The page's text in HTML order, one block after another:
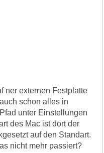
ner externen Festplatte
schon alles in
unter Einstellungen
des Mac ist dort der
auf den Standart.
nicht mehr passiert?